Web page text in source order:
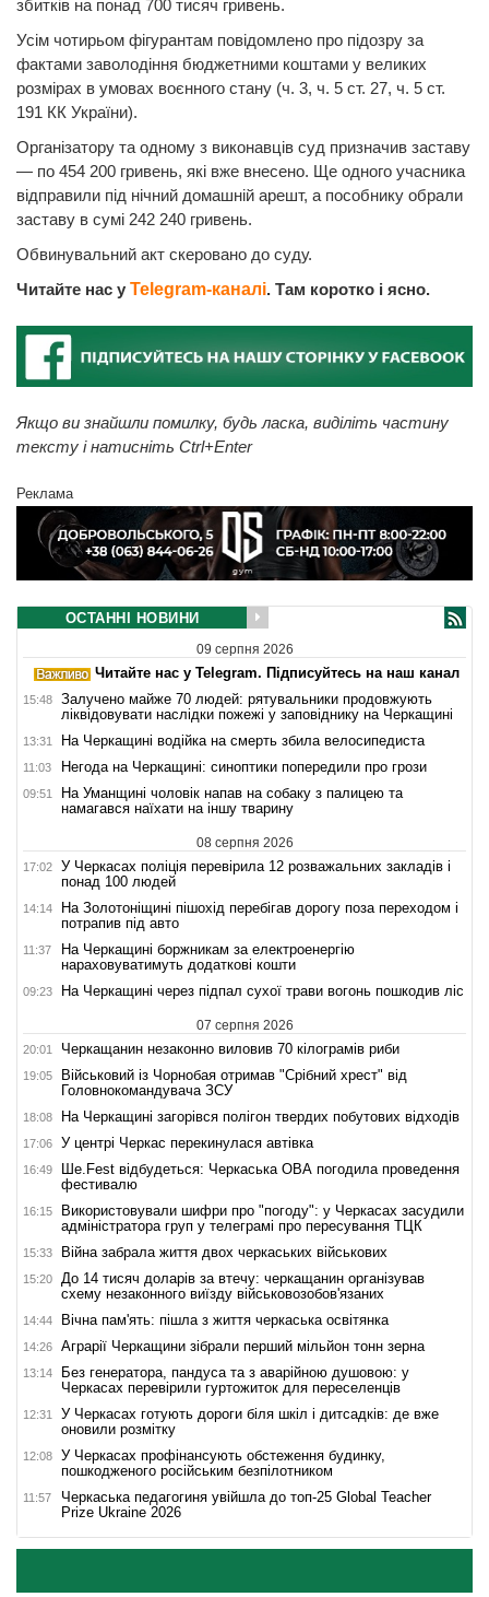
збитків на понад 700 тисяч гривень.
Усім чотирьом фігурантам повідомлено про підозру за
фактами заволодіння бюджетними коштами у великих
розмірах в умовах воєнного стану (ч. 3, ч. 5 ст. 27, ч. 5 ст.
191 КК України).
Організатору та одному з виконавців суд призначив заставу
— по 454 200 гривень, які вже внесено. Ще одного учасника
відправили під нічний домашній арешт, а пособнику обрали
заставу в сумі 242 240 гривень.
Обвинувальний акт скеровано до суду.
Читайте нас у Telegram-каналі. Там коротко і ясно.
Якщо ви знайшли помилку, будь ласка, виділіть частину
тексту і натисніть Ctrl+Enter
Реклама
ОСТАННІ НОВИНИ
09 серпня 2026
Читайте нас у Telegram. Підписуйтесь на наш канал
15:48
Залучено майже 70 людей: рятувальники продовжують
ліквідовувати наслідки пожежі у заповіднику на Черкащині
13:31 На Черкащині водійка на смерть збила велосипедиста
11:03 Негода на Черкащині: синоптики попередили про грози
09:51
На Уманщині чоловік напав на собаку з палицею та
намагався наїхати на іншу тварину
08 серпня 2026
17:02
У Черкасах поліція перевірила 12 розважальних закладів і
понад 100 людей
14:14
На Золотоніщині пішохід перебігав дорогу поза переходом і
потрапив під авто
11:37
На Черкащині боржникам за електроенергію
нараховуватимуть додаткові кошти
09:23 На Черкащині через підпал сухої трави вогонь пошкодив ліс
07 серпня 2026
20:01 Черкащанин незаконно виловив 70 кілограмів риби
19:05
Військовий із Чорнобая отримав "Срібний хрест" від
Головнокомандувача ЗСУ
18:08 На Черкащині загорівся полігон твердих побутових відходів
17:06 У центрі Черкас перекинулася автівка
16:49
Ше.Fest відбудеться: Черкаська ОВА погодила проведення
фестивалю
16:15
Використовували шифри про "погоду": у Черкасах засудили
адміністратора груп у телеграмі про пересування ТЦК
15:33 Війна забрала життя двох черкаських військових
15:20
До 14 тисяч доларів за втечу: черкащанин організував
схему незаконного виїзду військовозобов'язаних
14:44 Вічна пам'ять: пішла з життя черкаська освітянка
14:26 Аграрії Черкащини зібрали перший мільйон тонн зерна
13:14
Без генератора, пандуса та з аварійною душовою: у
Черкасах перевірили гуртожиток для переселенців
12:31
У Черкасах готують дороги біля шкіл і дитсадків: де вже
оновили розмітку
12:08
У Черкасах профінансують обстеження будинку,
пошкодженого російським безпілотником
11:57
Черкаська педагогиня увійшла до топ-25 Global Teacher
Prize Ukraine 2026